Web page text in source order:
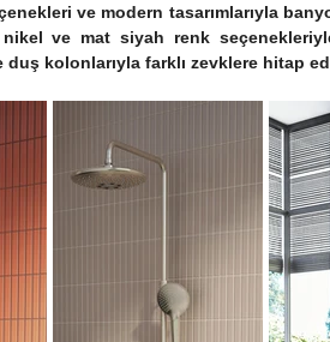
ve modern tasarımlarıyla
ve mat siyah renk
kolonlarıyla farklı zevklere hitap